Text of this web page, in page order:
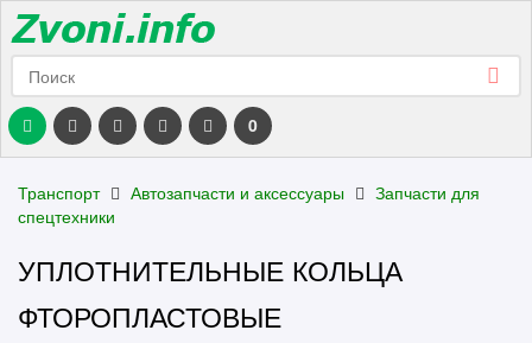
0
Транспорт Автозапчасти и аксессуары
Запчасти для
спецтехники
УПЛОТНИТЕЛЬНЫЕ КОЛЬЦА
ФТОРОПЛАСТОВЫЕ